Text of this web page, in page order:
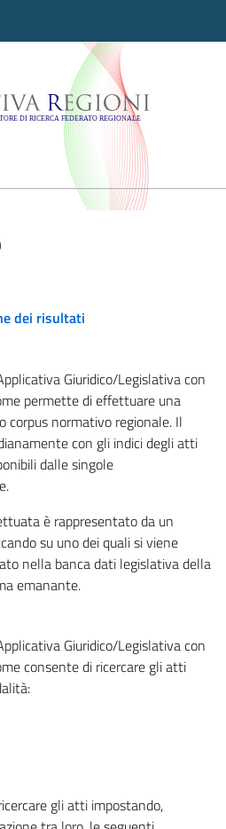
Regioni -
dei risultati
Giuridico/Legislativa con
permette di effettuare una
corpus normativo regionale. Il
con gli indici degli atti
dalle singole
è rappresentato da un
su uno dei quali si viene
nella banca dati legislativa della
emanante.
Giuridico/Legislativa con
consente di ricercare gli atti
gli atti impostando,